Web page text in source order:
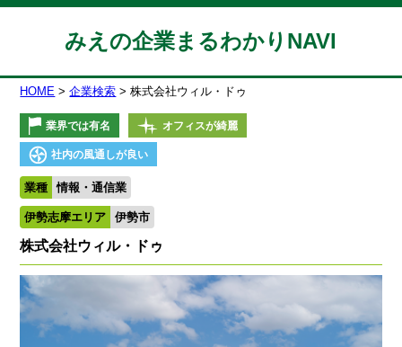
みえの企業まるわかりNAVI
HOME 企業検索 株式会社ウィル・ドゥ
業界では有名 オフィスが綺麗
社内の風通しが良い
業種 情報・通信業
伊勢志摩エリア 伊勢市
株式会社ウィル・ドゥ